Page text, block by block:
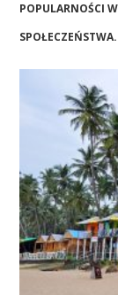
POPULARNOŚCI